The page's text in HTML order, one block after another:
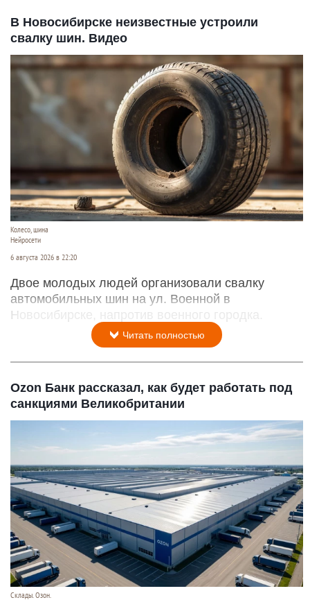
В Новосибирске неизвестные устроили
свалку шин. Видео
Колесо, шина
Нейросети
6 августа 2026 в 22:20
Двое молодых людей организовали свалку
автомобильных шин на ул. Военной в
Новосибирске, напротив военного городка.
Читать полностью
Ozon Банк рассказал, как будет работать под
санкциями Великобритании
Склады. Озон.